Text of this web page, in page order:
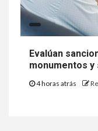
Evalúan
monumentos
4 horas atrás